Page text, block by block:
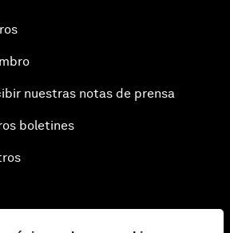
nuestras notas de prensa
boletines
Foro